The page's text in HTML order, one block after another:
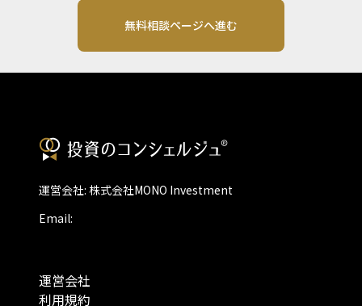
無料相談ページへ進む
運営会社: 株式会社MONO Investment
Email:
運営会社
利用規約